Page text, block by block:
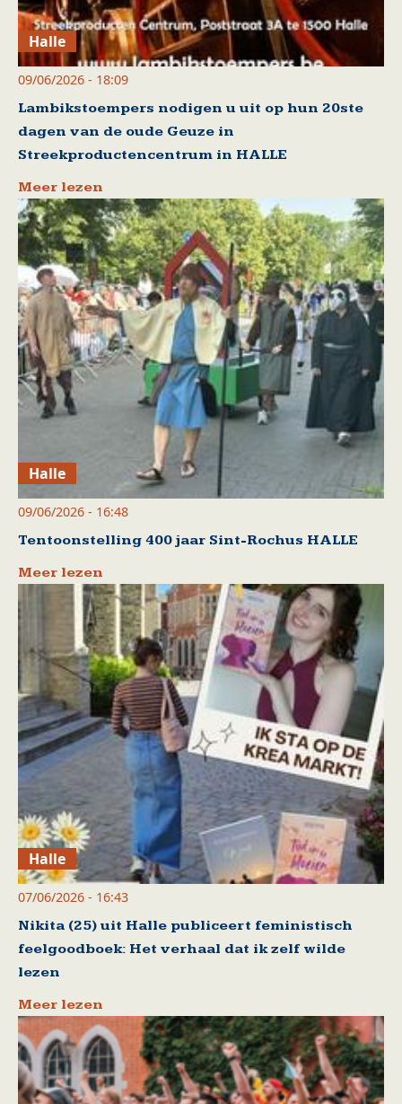
Halle
09/06/2026 - 18:09
Lambikstoempers nodigen u uit op hun 20ste
dagen van de oude Geuze in
Streekproductencentrum in HALLE
Meer lezen
Halle
09/06/2026 - 16:48
Tentoonstelling 400 jaar Sint-Rochus HALLE
Meer lezen
Halle
07/06/2026 - 16:43
Nikita (25) uit Halle publiceert feministisch
feelgoodboek: Het verhaal dat ik zelf wilde
lezen
Meer lezen